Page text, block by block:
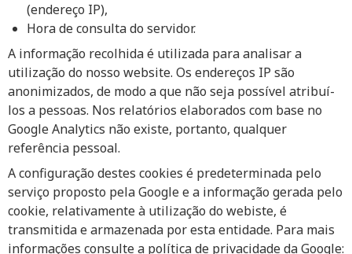
(endereço IP),
Hora de consulta do servidor.
A informação recolhida é utilizada para analisar a
utilização do nosso website. Os endereços IP são
anonimizados, de modo a que não seja possível atribuí-
los a pessoas. Nos relatórios elaborados com base no
Google Analytics não existe, portanto, qualquer
referência pessoal.
A configuração destes cookies é predeterminada pelo
serviço proposto pela Google e a informação gerada pelo
cookie, relativamente à utilização do webiste, é
transmitida e armazenada por esta entidade. Para mais
informações consulte a política de privacidade da Google: